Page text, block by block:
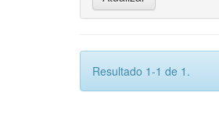
Resultado 1-1 de 1.